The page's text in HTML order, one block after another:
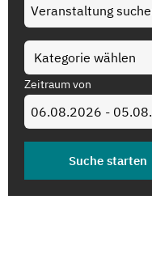
Zeitraum von